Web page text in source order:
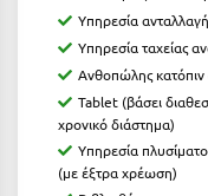
Λευκάδα
Λίμνη Πλαστήρα
Λιτόχωρο
Υπηρεσία
Υπηρεσία ταχείας
Ανθοπώλης
Tablet (βάσει
χρονικό διάστημα)
Υπηρεσία
(με έξτρα χρέωση)